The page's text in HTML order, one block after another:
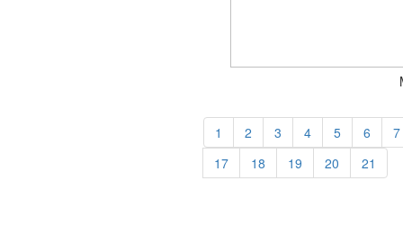
1 2 3 4 5 6
7
17
18 19 20 21